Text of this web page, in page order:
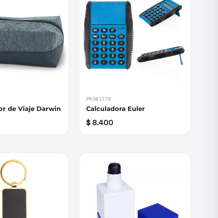
de Viaje Darwin
PROB1779
Calculadora Euler
$ 8.400